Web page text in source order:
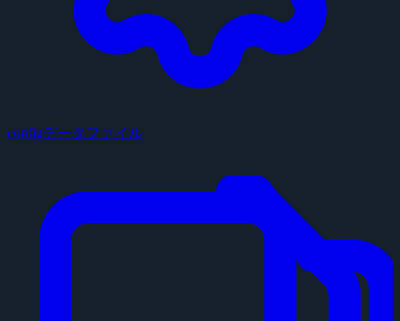
configデータファイル